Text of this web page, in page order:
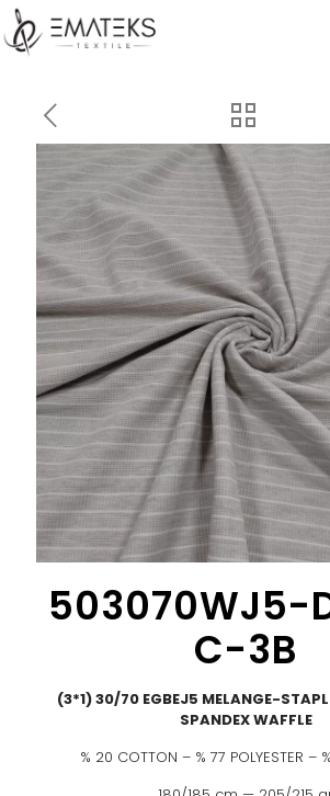
503070WJ5-
C-3B
(3*1) 30/70 EGBEJ5 MELANGE-
SPANDEX WAFFLE
% 20 COTTON – % 77 POLYESTER –